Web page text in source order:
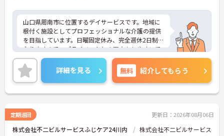
山口県周南市に位置するデイサービスです。地域に
根付く施設としてプロフェッショナルな介護の提供
を目指しています。日曜固定休み、完全週休2日制と
なりますので、プライベートとの両立もしやすいで
す。最寄り駅徒歩3分の好立地も魅力です。職員同士
のコミュニケーションも大切にしており、相談もし
やすい環境です。ご興味のある方には、面接対策ポ
イントなど、さらに詳細をお話しいたしますのでお
気軽にご相談ください！
詳細を見る 無料 紹介してもらう
定期巡回 更新日：2026年08月06日
株式会社不二ビルサービスふじケア24川内 株式会社不二ビルサービス